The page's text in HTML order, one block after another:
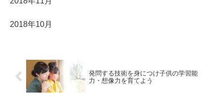
2018年10月
発問する技術を身につけ子供の学習能
力・想像力を育てよう